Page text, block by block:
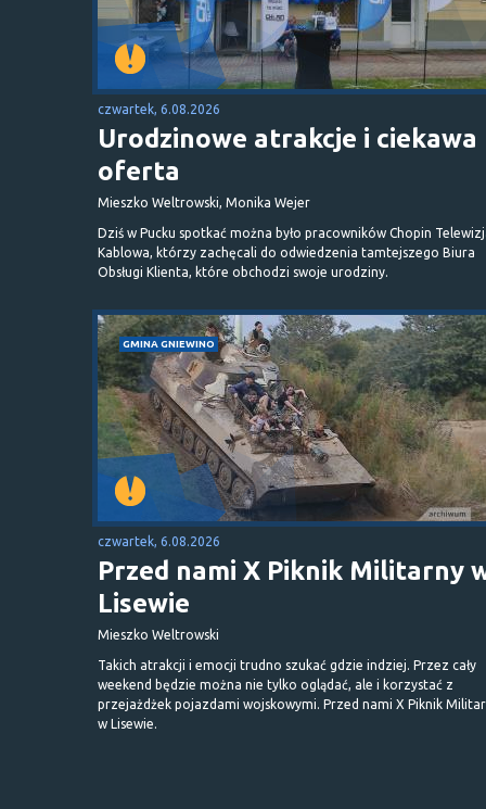
czwartek, 6.08.2026
Urodzinowe atrakcje i ciekawa
oferta
Mieszko Weltrowski, Monika Wejer
Dziś w Pucku spotkać można było pracowników Chopin
Kablowa, którzy zachęcali do odwiedzenia tamtejszego Biura
Obsługi Klienta, które obchodzi swoje urodziny.
GMINA GNIEWINO
czwartek, 6.08.2026
Przed nami X Piknik Militarny
Lisewie
Mieszko Weltrowski
Takich atrakcji i emocji trudno szukać gdzie indziej. Przez cały
weekend będzie można nie tylko oglądać, ale i korzystać z
przejażdżek pojazdami wojskowymi. Przed nami X Piknik
w Lisewie.